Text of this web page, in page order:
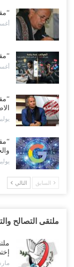
يوليو 26,
يوليو 22,
السابق التالي
ملتقى التصالح
مارس